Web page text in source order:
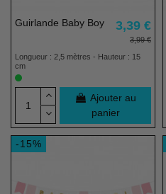
Guirlande Baby Boy 3,39 €
3,99 €
Longueur : 2,5 mètres - Hauteur : 15
cm
Ajouter au
panier
-15%